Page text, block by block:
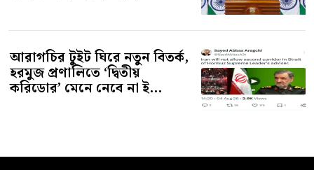
আরাগচির টুইট ঘিরে নতুন বিতর্ক,
হরমুজ প্রণালিতে ‘দ্বিতীয়
করিডোর’ মেনে নেবে না ই...